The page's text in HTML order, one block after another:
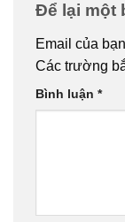
Để lại một
Email của
Các trường
Bình luận *